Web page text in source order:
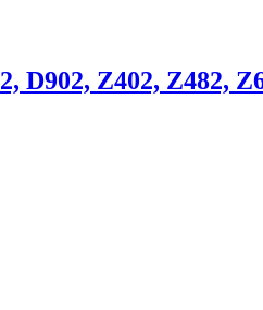
D902, Z402, Z482,